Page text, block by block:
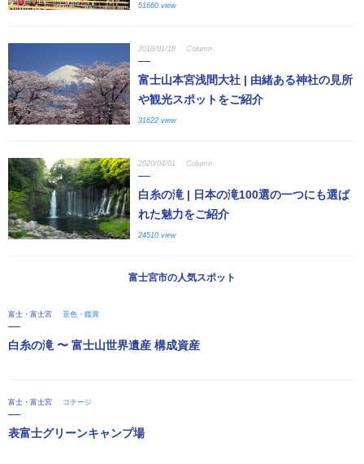
51660 view
2018/01/18 Column
富士山本宮浅間大社 | 由緒ある神社の見所
や観光スポットをご紹介
31622 view
2020/04/01 Column
白糸の滝 | 日本の滝100選の一つにも選ば
れた魅力をご紹介
24510 view
富士宮市の人気スポット
富士・富士宮 景色・鑑賞
白糸の滝 〜 富士山世界遺産 構成資産
富士・富士宮 コテージ
表富士グリーンキャンプ場